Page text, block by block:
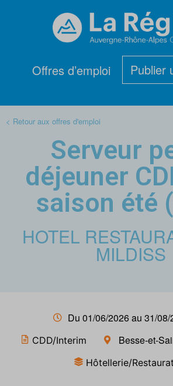
Offres d’emploi Publier
< Retour aux offres d'emploi
Serveur
déjeuner
saison été
HOTEL
MILDISS
Du 01/06/2026 au 31/
CDD/Interim Besse-et-
Hôtellerie/